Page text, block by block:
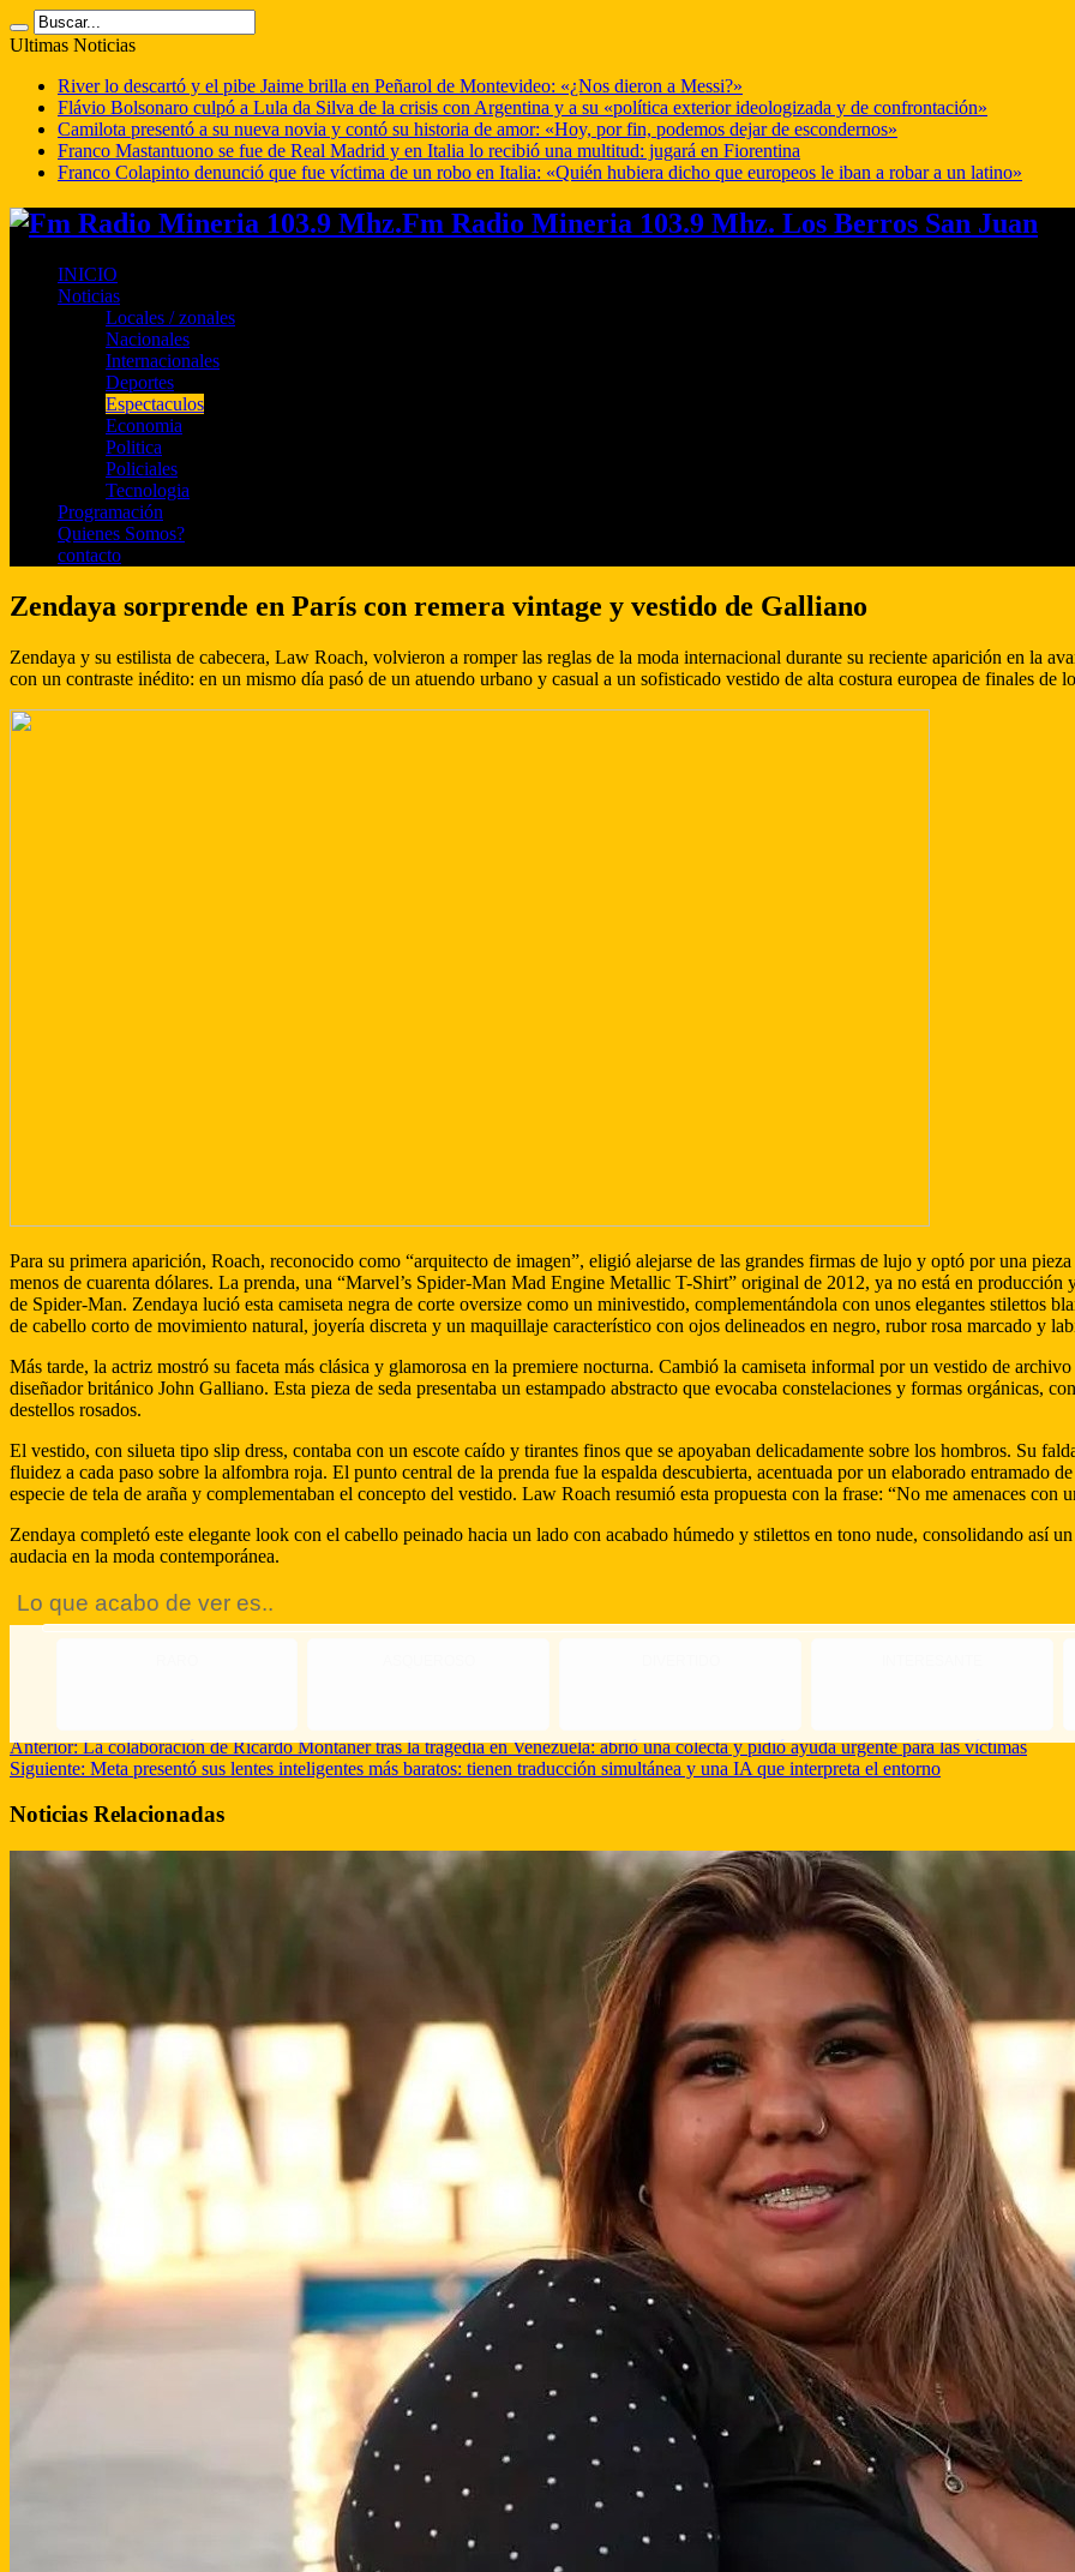
Ultimas Noticias
River lo descartó y el pibe Jaime brilla en Peñarol de Montevideo: «¿Nos dieron a Messi?»
Flávio Bolsonaro culpó a Lula da Silva de la crisis con Argentina y a su «política exterior ideologizada y de confrontación»
Camilota presentó a su nueva novia y contó su historia de amor: «Hoy, por fin, podemos dejar de escondernos»
Franco Mastantuono se fue de Real Madrid y en Italia lo recibió una multitud: jugará en Fiorentina
Franco Colapinto denunció que fue víctima de un robo en Italia: «Quién hubiera dicho que europeos le iban a robar a un latino»
Fm Radio Mineria 103.9 Mhz. Los Berros San Juan
INICIO
Noticias
Locales / zonales
Nacionales
Internacionales
Deportes
Espectaculos
Economia
Politica
Policiales
Tecnologia
Programación
Quienes Somos?
contacto
Zendaya sorprende en París con remera vintage y vestido de Galliano
Zendaya y su estilista de cabecera, Law Roach, volvieron a romper las reglas de la moda internacional durante su reciente aparición en la
con un contraste inédito: en un mismo día pasó de un atuendo urbano y casual a un sofisticado vestido de alta costura europea de finales de
Para su primera aparición, Roach, reconocido como “arquitecto de imagen”, eligió alejarse de las grandes firmas de lujo y optó por una
menos de cuarenta dólares. La prenda, una “Marvel’s Spider-Man Mad Engine Metallic T-Shirt” original de 2012, ya no está en producción
de Spider-Man. Zendaya lució esta camiseta negra de corte oversize como un minivestido, complementándola con unos elegantes stilettos
de cabello corto de movimiento natural, joyería discreta y un maquillaje característico con ojos delineados en negro, rubor rosa marcado y
Más tarde, la actriz mostró su faceta más clásica y glamorosa en la premiere nocturna. Cambió la camiseta informal por un vestido de
diseñador británico John Galliano. Esta pieza de seda presentaba un estampado abstracto que evocaba constelaciones y formas orgánicas,
destellos rosados.
El vestido, con silueta tipo slip dress, contaba con un escote caído y tirantes finos que se apoyaban delicadamente sobre los hombros. Su
fluidez a cada paso sobre la alfombra roja. El punto central de la prenda fue la espalda descubierta, acentuada por un elaborado entramado
especie de tela de araña y complementaban el concepto del vestido. Law Roach resumió esta propuesta con la frase: “No me amenaces con
Zendaya completó este elegante look con el cabello peinado hacia un lado con acabado húmedo y stilettos en tono nude, consolidando así
audacia en la moda contemporánea.
Lo que acabo de ver es..
Anterior:La colaboración de Ricardo Montaner tras la tragedia en Venezuela: abrió una colecta y pidió ayuda urgente para las víctimas
Siguiente: Meta presentó sus lentes inteligentes más baratos: tienen traducción simultánea y una IA que interpreta el entorno
Noticias Relacionadas